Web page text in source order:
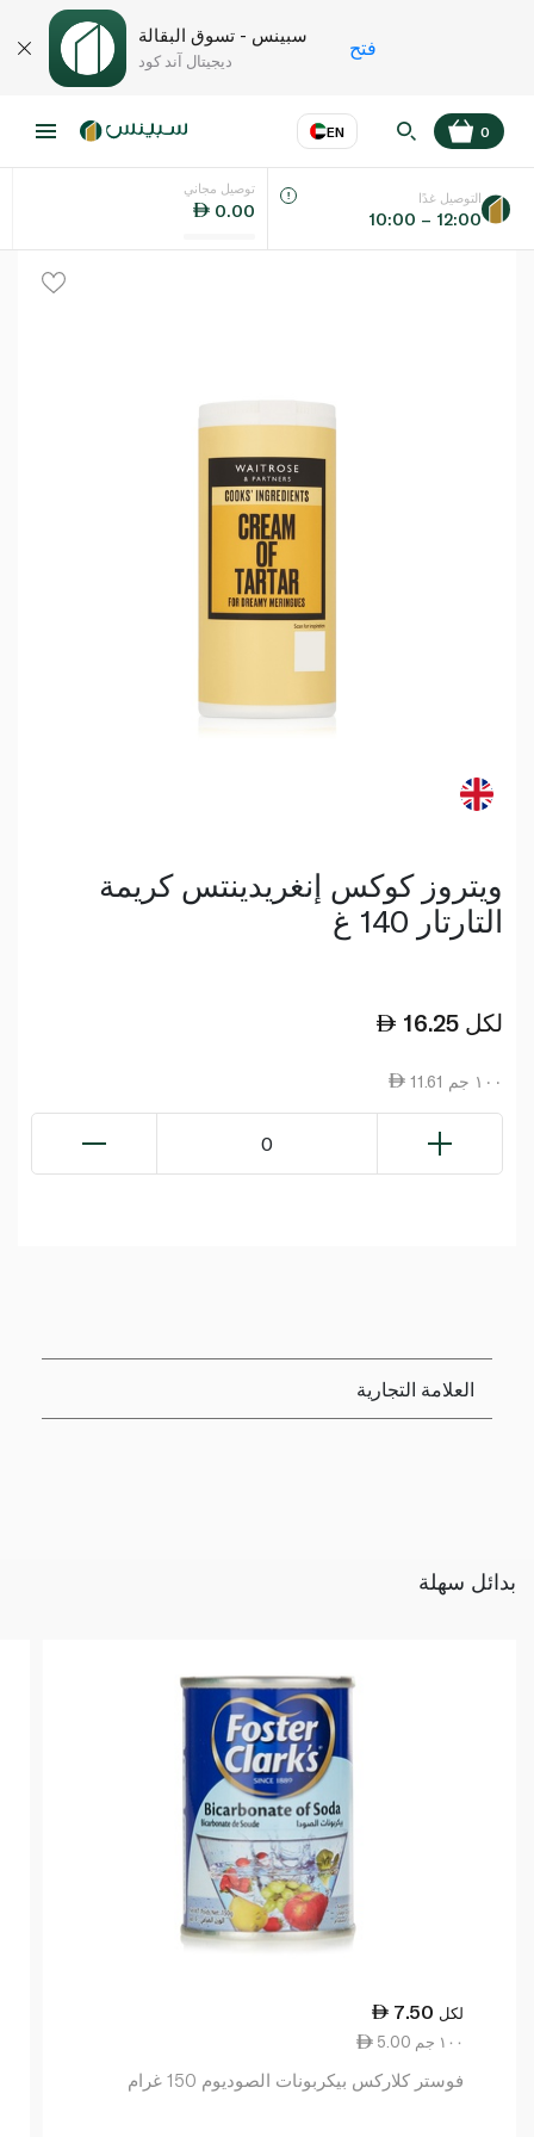
سبينس - تسوق البقالة
ديجيتال آند كود
فتح
EN
اللغة عر
0
توصيل مجاني
0.00
التوصيل غدًا
10:00 – 12:00
ويتروز كوكس إنغريدينتس كريمة
التارتار 140 غ
16.25 لكل
11.61 ١٠٠ جم
0
العلامة التجارية
بدائل سهلة
7.50 لكل
5.00 ١٠٠ جم
فوستر كلاركس بيكربونات الصوديوم 150 غرام